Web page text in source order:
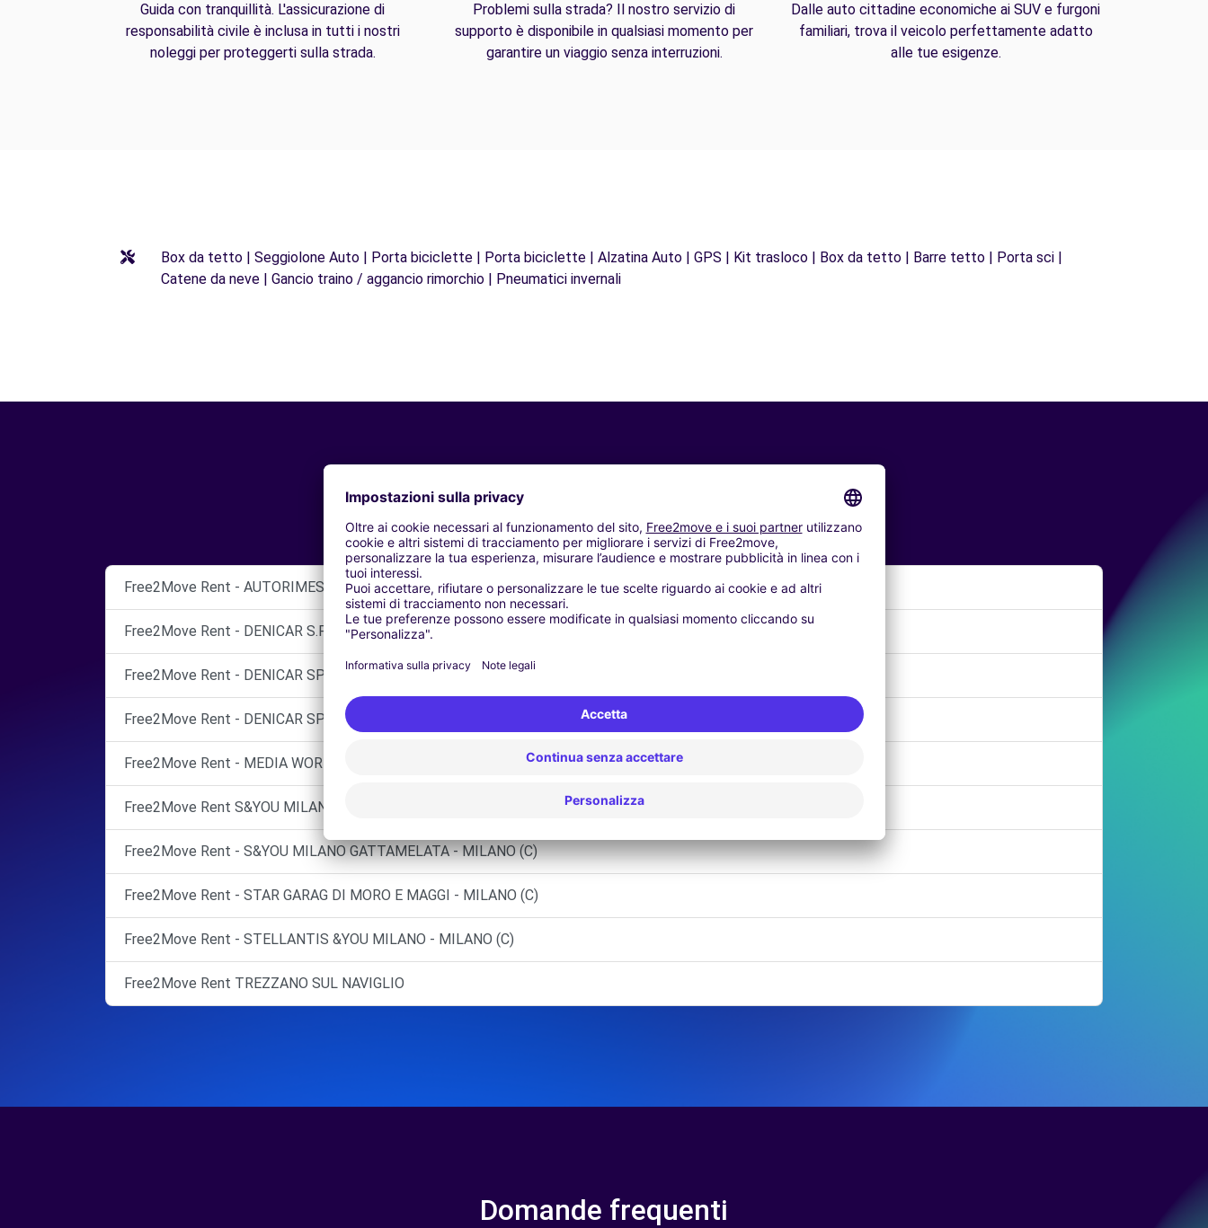
Guida con tranquillità. L'assicurazione di
responsabilità civile è inclusa in tutti i nostri
noleggi per proteggerti sulla strada.
Problemi sulla strada? Il nostro servizio di
supporto è disponibile in qualsiasi momento per
garantire un viaggio senza interruzioni.
Dalle auto cittadine economiche ai SUV e furgoni
familiari, trova il veicolo perfettamente adatto
alle tue esigenze.
Box da tetto | Seggiolone Auto | Porta biciclette | Porta biciclette | Alzatina Auto | GPS | Kit trasloco | Box da tetto | Barre tetto | Porta sci |
Catene da neve | Gancio traino / aggancio rimorchio | Pneumatici invernali
Agenzie simili
Free2Move Rent - AUTORIMESSA LA PORTICINA SRL - MILANO (C)
Free2Move Rent - DENICAR S.P.A. - MILANO (AB)
Free2Move Rent - DENICAR SPA - MILANO (C)
Free2Move Rent - DENICAR SPA - TREZZANO SUL NAVIGLIO (C)
Free2Move Rent - MEDIA WORLD AMI - MILANO (C)
Free2Move Rent S&YOU MILANO GATTAMELATA
Free2Move Rent - S&YOU MILANO GATTAMELATA - MILANO (C)
Free2Move Rent - STAR GARAG DI MORO E MAGGI - MILANO (C)
Free2Move Rent - STELLANTIS &YOU MILANO - MILANO (C)
Free2Move Rent TREZZANO SUL NAVIGLIO
Domande frequenti